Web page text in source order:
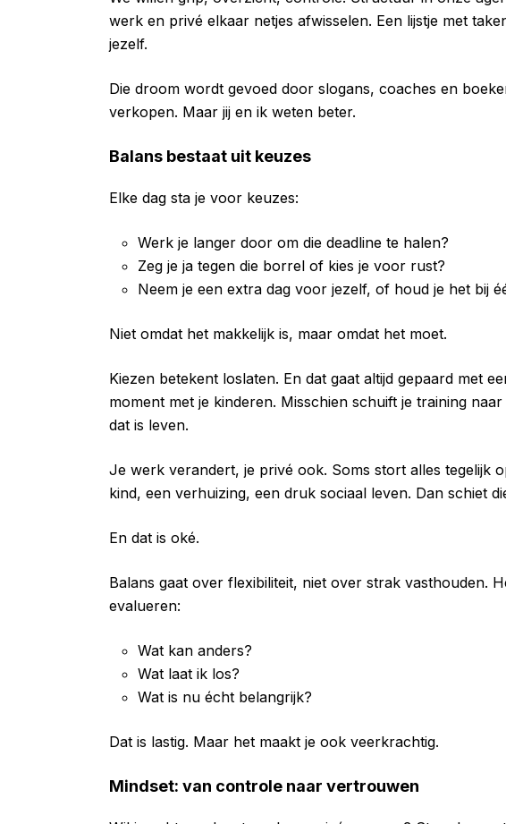
werk en privé elkaar netjes afwisselen. Een lijstje met
jezelf.
Die droom wordt gevoed door slogans, coaches en
verkopen. Maar jij en ik weten beter.
Balans bestaat uit keuzes
Elke dag sta je voor keuzes:
Werk je langer door om die deadline te halen?
Zeg je ja tegen die borrel of kies je voor rust?
Neem je een extra dag voor jezelf, of houd je het bij
Niet omdat het makkelijk is, maar omdat het moet.
Kiezen betekent loslaten. En dat gaat altijd gepaard met
moment met je kinderen. Misschien schuift je training
dat is leven.
Je werk verandert, je privé ook. Soms stort alles tegelijk
kind, een verhuizing, een druk sociaal leven. Dan schiet
En dat is oké.
Balans gaat over flexibiliteit, niet over strak vasthouden.
evalueren:
Wat kan anders?
Wat laat ik los?
Wat is nu écht belangrijk?
Dat is lastig. Maar het maakt je ook veerkrachtig.
Mindset: van controle naar vertrouwen